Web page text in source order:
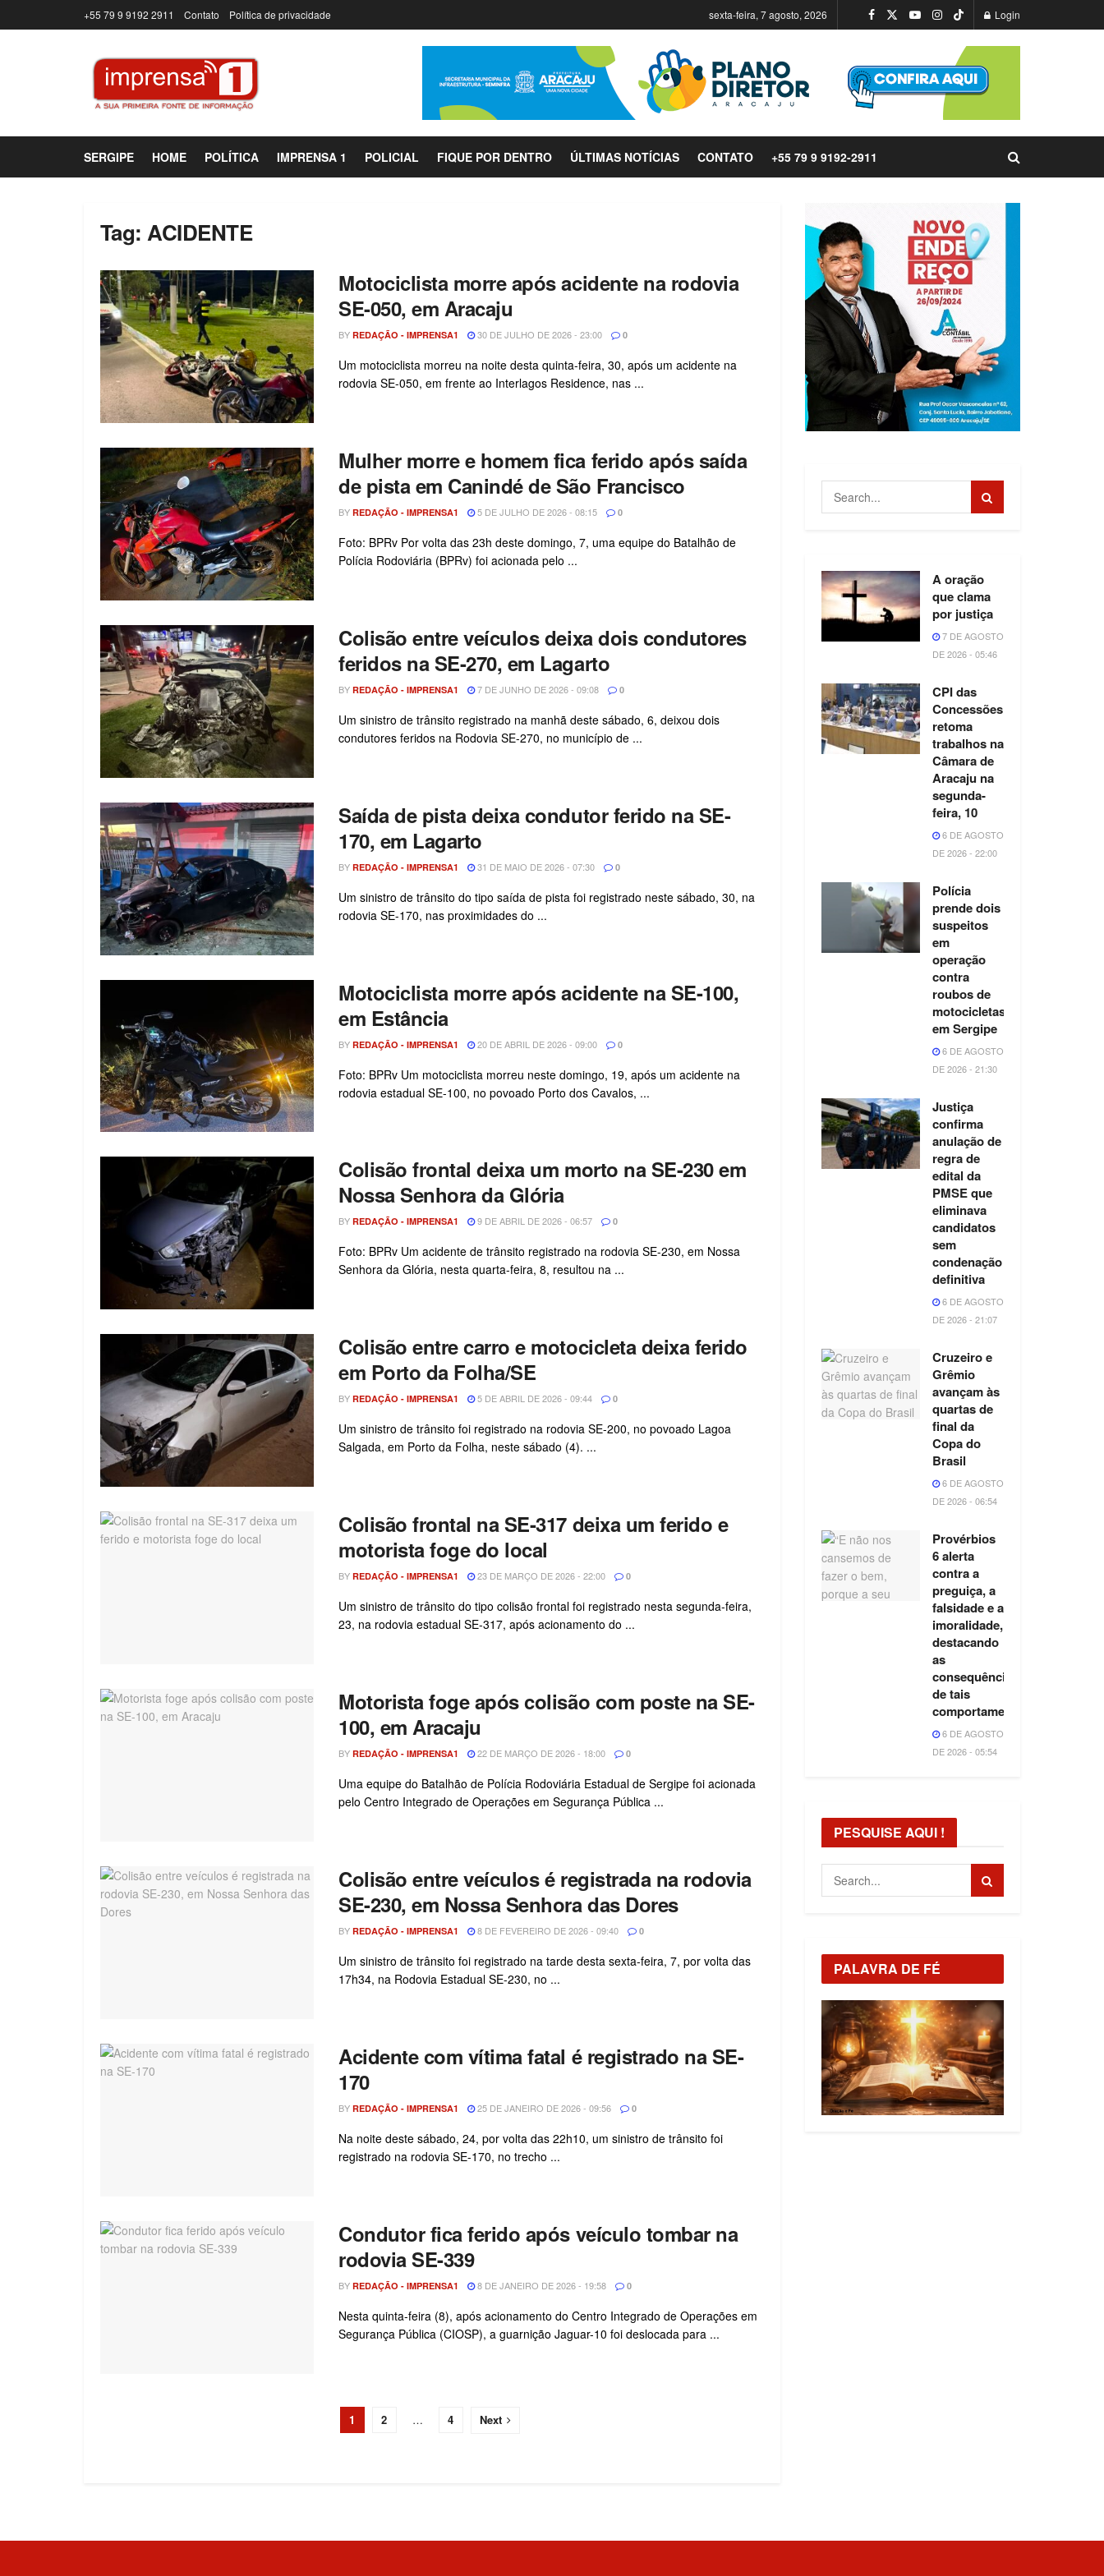
+55 79 9 9192 2911 Contato Política de privacidade sexta-feira, 7 agosto, 2026 Login
SERGIPE HOME POLÍTICA IMPRENSA 1 POLICIAL FIQUE POR DENTRO ÚLTIMAS NOTÍCIAS CONTATO +55 79 9 9192-2911
Tag:ACIDENTE
Motociclista morre após acidente na rodovia
SE-050, em Aracaju
BY REDAÇÃO - IMPRENSA1 30 DE JULHO DE 2026 - 23:00 0
Um motociclista morreu na noite desta quinta-feira, 30, após um acidente na
rodovia SE-050, em frente ao Interlagos Residence, nas ...
Mulher morre e homem fica ferido após saída
de pista em Canindé de São Francisco
BY REDAÇÃO - IMPRENSA1 5 DE JULHO DE 2026 - 08:15 0
Foto: BPRv Por volta das 23h deste domingo, 7, uma equipe do Batalhão de
Polícia Rodoviária (BPRv) foi acionada pelo ...
Colisão entre veículos deixa dois condutores
feridos na SE-270, em Lagarto
BY REDAÇÃO - IMPRENSA1 7 DE JUNHO DE 2026 - 09:08 0
Um sinistro de trânsito registrado na manhã deste sábado, 6, deixou dois
condutores feridos na Rodovia SE-270, no município de ...
Saída de pista deixa condutor ferido na SE-
170, em Lagarto
BY REDAÇÃO - IMPRENSA1 31 DE MAIO DE 2026 - 07:30 0
Um sinistro de trânsito do tipo saída de pista foi registrado neste sábado, 30, na
rodovia SE-170, nas proximidades do ...
Motociclista morre após acidente na SE-100,
em Estância
BY REDAÇÃO - IMPRENSA1 20 DE ABRIL DE 2026 - 09:00 0
Foto: BPRv Um motociclista morreu neste domingo, 19, após um acidente na
rodovia estadual SE-100, no povoado Porto dos Cavalos, ...
Colisão frontal deixa um morto na SE-230 em
Nossa Senhora da Glória
BY REDAÇÃO - IMPRENSA1 9 DE ABRIL DE 2026 - 06:57 0
Foto: BPRv Um acidente de trânsito registrado na rodovia SE-230, em Nossa
Senhora da Glória, nesta quarta-feira, 8, resultou na ...
Colisão entre carro e motocicleta deixa ferido
em Porto da Folha/SE
BY REDAÇÃO - IMPRENSA1 5 DE ABRIL DE 2026 - 09:44 0
Um sinistro de trânsito foi registrado na rodovia SE-200, no povoado Lagoa
Salgada, em Porto da Folha, neste sábado (4). ...
Colisão frontal na SE-317 deixa um ferido e
motorista foge do local
BY REDAÇÃO - IMPRENSA1 23 DE MARÇO DE 2026 - 22:00 0
Um sinistro de trânsito do tipo colisão frontal foi registrado nesta segunda-feira,
23, na rodovia estadual SE-317, após acionamento do ...
Motorista foge após colisão com poste na SE-
100, em Aracaju
BY REDAÇÃO - IMPRENSA1 22 DE MARÇO DE 2026 - 18:00 0
Uma equipe do Batalhão de Polícia Rodoviária Estadual de Sergipe foi acionada
pelo Centro Integrado de Operações em Segurança Pública ...
Colisão entre veículos é registrada na rodovia
SE-230, em Nossa Senhora das Dores
BY REDAÇÃO - IMPRENSA1 8 DE FEVEREIRO DE 2026 - 09:40 0
Um sinistro de trânsito foi registrado na tarde desta sexta-feira, 7, por volta das
17h34, na Rodovia Estadual SE-230, no ...
Acidente com vítima fatal é registrado na SE-
170
BY REDAÇÃO - IMPRENSA1 25 DE JANEIRO DE 2026 - 09:56 0
Na noite deste sábado, 24, por volta das 22h10, um sinistro de trânsito foi
registrado na rodovia SE-170, no trecho ...
Condutor fica ferido após veículo tombar na
rodovia SE-339
BY REDAÇÃO - IMPRENSA1 8 DE JANEIRO DE 2026 - 19:58 0
Nesta quinta-feira (8), após acionamento do Centro Integrado de Operações em
Segurança Pública (CIOSP), a guarnição Jaguar-10 foi deslocada para ...
1 2 … 4 Next
A oração
que clama
por justiça
7 DE AGOSTO
DE 2026 - 05:46
CPI das
Concessões
retoma
trabalhos na
Câmara de
Aracaju na
segunda-
feira, 10
6 DE AGOSTO
DE 2026 - 22:00
Polícia
prende dois
suspeitos
em
operação
contra
roubos de
motocicletas
em Sergipe
6 DE AGOSTO
DE 2026 - 21:30
Justiça
confirma
anulação de
regra de
edital da
PMSE que
eliminava
candidatos
sem
condenação
definitiva
6 DE AGOSTO
DE 2026 - 21:07
Cruzeiro e
Grêmio
avançam às
quartas de
final da
Copa do
Brasil
6 DE AGOSTO
DE 2026 - 06:54
Provérbios
6 alerta
contra a
preguiça, a
falsidade e a
imoralidade,
destacando
as
consequências
de tais
comportamentos.
6 DE AGOSTO
DE 2026 - 05:54
PESQUISE AQUI !
PALAVRA DE FÉ